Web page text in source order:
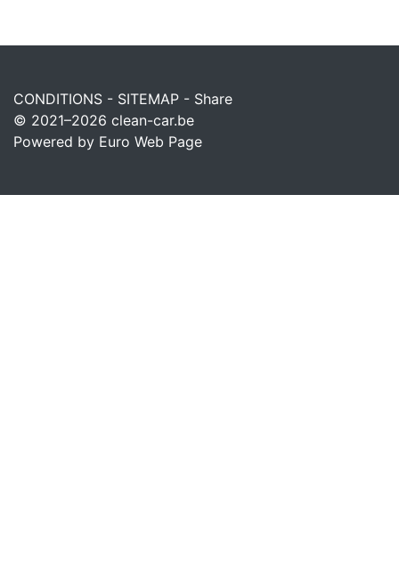
CONDITIONS - SITEMAP - Share
© 2021–2026 clean-car.be
Powered by Euro Web Page